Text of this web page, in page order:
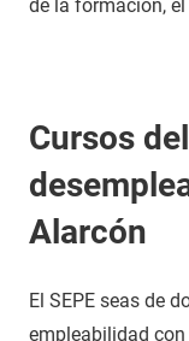
de la formación,
Cursos
Alarcón
El SEPE seas de
empleabilidad